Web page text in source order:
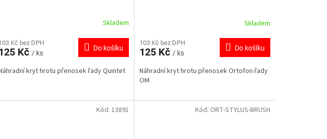
Skladem
Kč bez DPH
Kč / ks
Do košíku
kryt hrotu přenosek řady Quintet
Skladem
103 Kč bez DPH
125 Kč / ks
Do košíku
Náhradní kryt hrotu přenosek Ortofon řady
OM
Kód: 13891 Kód: ORT-STYLUS-BRUSH